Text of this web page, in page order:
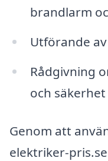
brandlarm
Utförande
Rådgivning
och säkerhet
Genom att
elektriker-